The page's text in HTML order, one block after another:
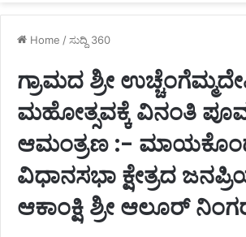
Home /ಸುದ್ದಿ 360
ಗ್ರಾಮದ ಶ್ರೀ
ಮಹೋತ್ಸವಕ್ಕೆ ವಿನಂತಿ
ಆಮಂತ್ರಣ :-
ವಿಧಾನಸಭಾ ಕ್ಷೇತ್ರದ
ಆಕಾಂಕ್ಷಿ ಶ್ರೀ ಆಲೂರ್